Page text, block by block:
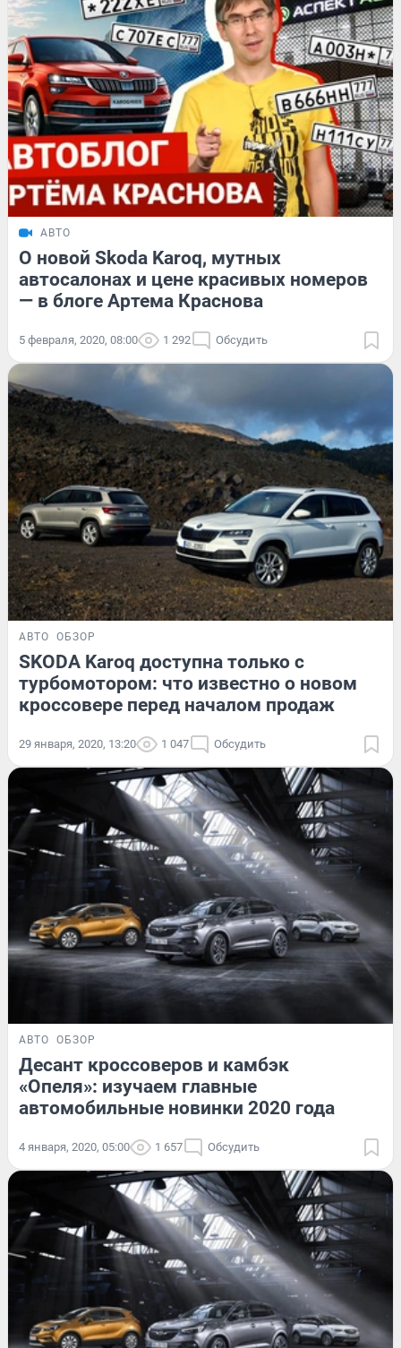
АВТО
О новой Skoda Karoq, мутных
автосалонах и цене красивых номеров
— в блоге Артема Краснова
5 февраля, 2020, 08:00 1 292 Обсудить
АВТО ОБЗОР
SKODA Karoq доступна только с
турбомотором: что известно о новом
кроссовере перед началом продаж
29 января, 2020, 13:20 1 047 Обсудить
АВТО ОБЗОР
Десант кроссоверов и камбэк
«Опеля»: изучаем главные
автомобильные новинки 2020 года
4 января, 2020, 05:00 1 657 Обсудить